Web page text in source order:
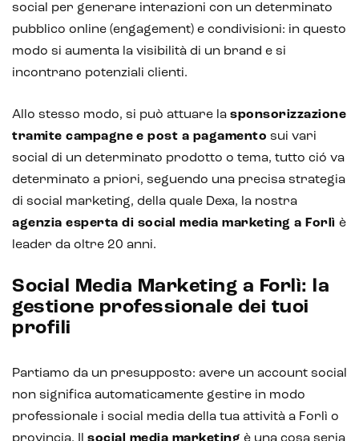
Chatbot e assistenti virtuali
Realtà Aumentata
Realtà Virtuale
Metaverso
social per generare interazioni con un determinato
pubblico online (engagement) e condivisioni: in questo
modo si aumenta la visibilità di un brand e si
incontrano potenziali clienti.
Allo stesso modo, si può attuare la sponsorizzazione
tramite campagne e post a pagamento sui vari
social di un determinato prodotto o tema, tutto ció va
determinato a priori, seguendo una precisa strategia
di social marketing, della quale Dexa, la nostra
agenzia esperta di social media marketing a Forlì è
leader da oltre 20 anni.
Social Media Marketing a Forlì: la
gestione professionale dei tuoi
profili
Partiamo da un presupposto: avere un account social
non significa automaticamente gestire in modo
professionale i social media della tua attività a Forlì o
provincia. Il social media marketing è una cosa seria